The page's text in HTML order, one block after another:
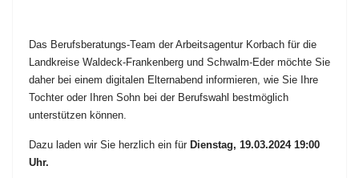
Das Berufsberatungs-Team der Arbeitsagentur Korbach für die
Landkreise Waldeck-Frankenberg und Schwalm-Eder möchte Sie
daher bei einem digitalen Elternabend informieren, wie Sie Ihre
Tochter oder Ihren Sohn bei der Berufswahl bestmöglich
unterstützen können.
Dazu laden wir Sie herzlich ein für Dienstag, 19.03.2024 19:00
Uhr.